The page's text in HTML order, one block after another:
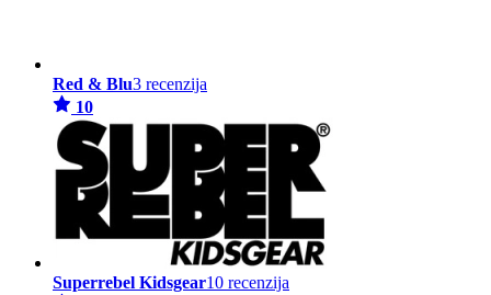
Red & Blu3 recenzija
10
Superrebel Kidsgear10 recenzija